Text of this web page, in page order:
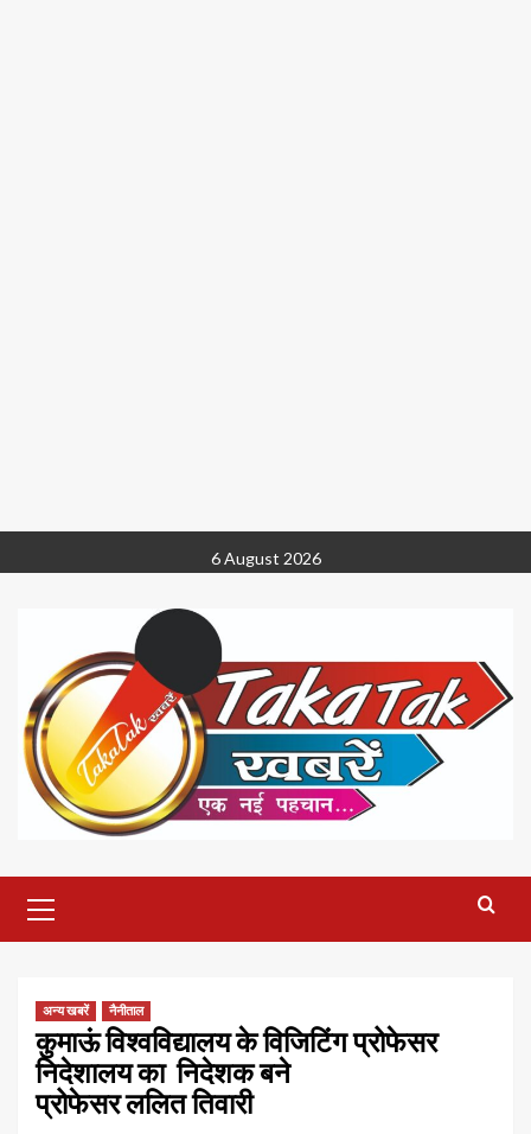
to
6 August 2026
Menu
अन्य खबरें नैनीताल
कुमाऊं विश्वविद्यालय के विजिटिंग प्रोफेसर
निदेशालय का निदेशक बने
प्रोफेसर ललित तिवारी